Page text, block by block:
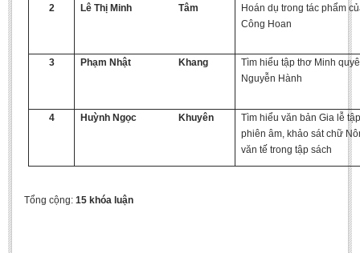
2 Lê Thị Minh Tâm
Hoán dụ trong tác phẩm
Công Hoan
3 Phạm Nhật Khang
Tìm hiểu tập thơ Minh
Nguyễn Hành
4 Huỳnh Ngọc Khuyên
Tìm hiểu văn bản Gia lễ
phiên âm, khảo sát chữ
văn tế trong tập sách
Tổng cộng: 15 khóa luận